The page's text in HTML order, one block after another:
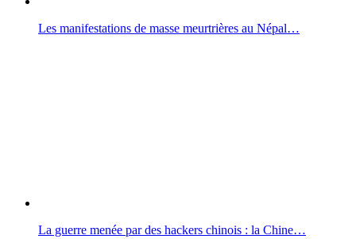
Les manifestations de masse meurtrières au Népal…
La guerre menée par des hackers chinois : la Chine…